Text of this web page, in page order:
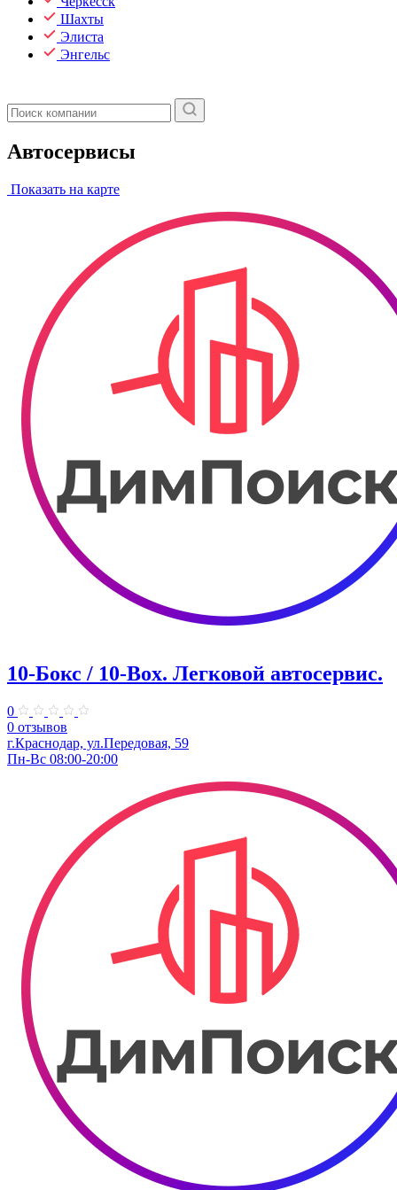
Шахты
Элиста
Энгельс
Автосервисы
Показать на карте
10-Бокс / 10-Box. ​Легковой автосервис.
0
0 отзывов
г.Краснодар, ул.Передовая, 59
Пн-Вс 08:00-20:00